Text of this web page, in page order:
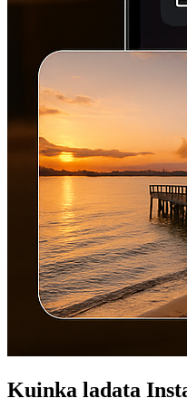
Kuinka ladata